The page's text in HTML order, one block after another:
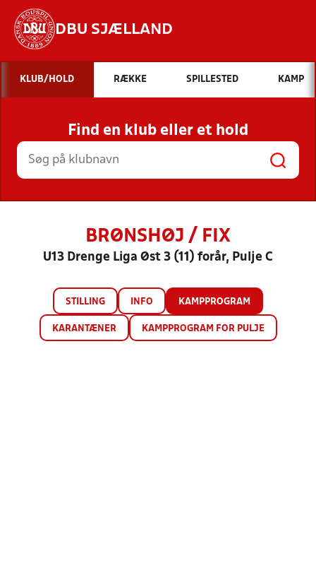
DBU SJÆLLAND
Hvad vil du søge efter?
INDHOLD OG NYHEDER
STILLINGER, RESULTATER, KLUBBER OG
HOLD
KLUB/HOLD RÆKKE SPILLESTED KAMP
Find en klub eller et hold
BRØNSHØJ / FIX
U13 Drenge Liga Øst 3 (11) forår, Pulje C
STILLING INFO KAMPPROGRAM
KARANTÆNER KAMPPROGRAM FOR PULJE